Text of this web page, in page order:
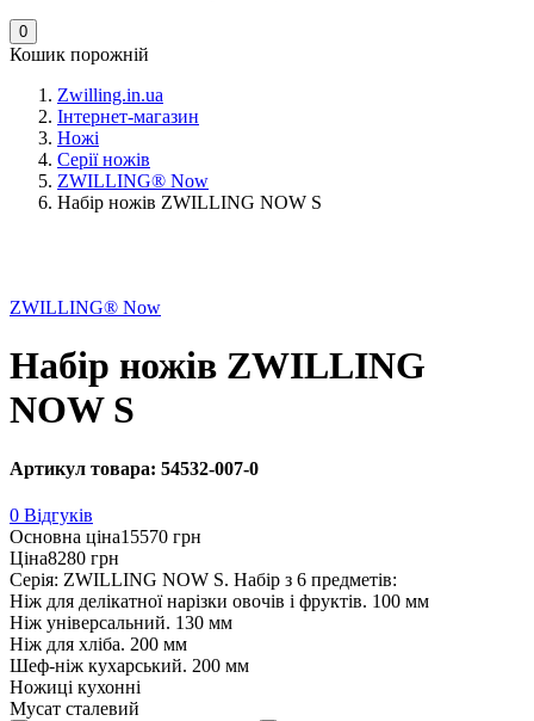
0
Кошик порожній
Zwilling.in.ua
Інтернет-магазин
Ножі
Серії ножів
ZWILLING® Now
Набір ножів ZWILLING NOW S
ZWILLING® Now
Набір ножів ZWILLING
NOW S
Артикул товара: 54532-007-0
0 Відгуків
Основна ціна15570 грн
Ціна8280 грн
Серія: ZWILLING NOW S. Набір з 6 предметів:
Ніж для делікатної нарізки овочів і фруктів. 100 мм
Ніж універсальний. 130 мм
Ніж для хліба. 200 мм
Шеф-ніж кухарський. 200 мм
Ножиці кухонні
Мусат сталевий